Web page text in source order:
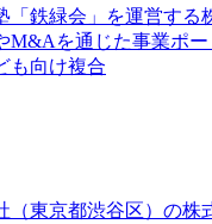
「鉄緑会」を運営す
を通じた事業ポ
も向け複合
東京都渋谷区）の